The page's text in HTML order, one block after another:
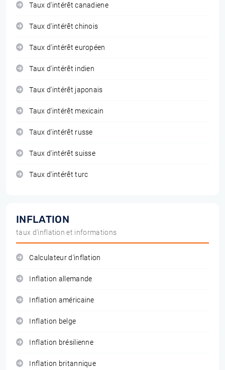
Taux d'intérêt canadiene
Taux d'intérêt chinois
Taux d'intérêt européen
Taux d'intérêt indien
Taux d'intérêt japonais
Taux d'intérêt mexicain
Taux d'intérêt russe
Taux d'intérêt suisse
Taux d'intérêt turc
INFLATION
taux d'inflation et informations
Calculateur d'inflation
Inflation allemande
Inflation américaine
Inflation belge
Inflation brésilienne
Inflation britannique